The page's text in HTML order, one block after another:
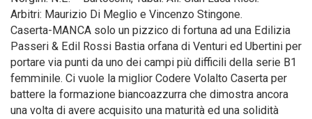
Arbitri: Maurizio Di Meglio e Vincenzo Stingone.
Caserta-MANCA solo un pizzico di fortuna ad una Edilizia
Passeri & Edil Rossi Bastia orfana di Venturi ed Ubertini per
portare via punti da uno dei campi più difficili della serie B1
femminile. Ci vuole la miglior Codere Volalto Caserta per
battere la formazione biancoazzurra che dimostra ancora
una volta di avere acquisito una maturità ed una solidità